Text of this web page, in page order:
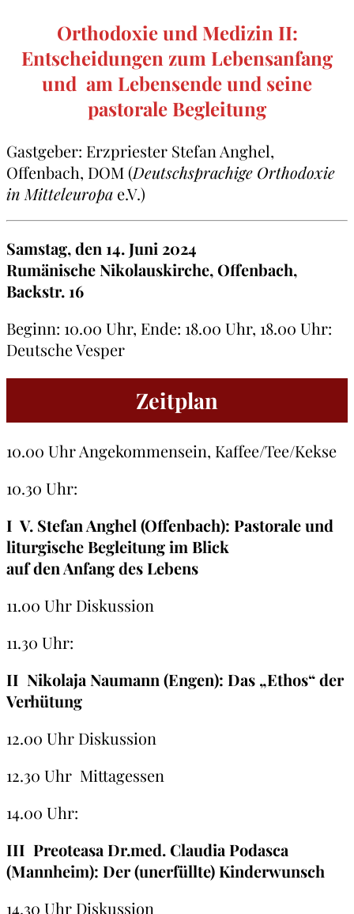
Orthodoxie und Medizin II:
Entscheidungen zum Lebensanfang
und am Lebensende und seine
pastorale Begleitung
Gastgeber: Erzpriester Stefan Anghel,
Offenbach, DOM (Deutschsprachige Orthodoxie
in Mitteleuropa e.V.)
Samstag, den 14. Juni 2024
Rumänische Nikolauskirche, Offenbach,
Backstr. 16
Beginn: 10.00 Uhr, Ende: 18.00 Uhr, 18.00 Uhr:
Deutsche Vesper
Zeitplan
10.00 Uhr Angekommensein, Kaffee/Tee/Kekse
10.30 Uhr:
I V. Stefan Anghel (Offenbach): Pastorale und
liturgische Begleitung im Blick
auf den Anfang des Lebens
11.00 Uhr Diskussion
11.30 Uhr:
II Nikolaja Naumann (Engen): Das „Ethos“ der
Verhütung
12.00 Uhr Diskussion
12.30 Uhr Mittagessen
14.00 Uhr:
III Preoteasa Dr.med. Claudia Podasca
(Mannheim): Der (unerfüllte) Kinderwunsch
14.30 Uhr Diskussion